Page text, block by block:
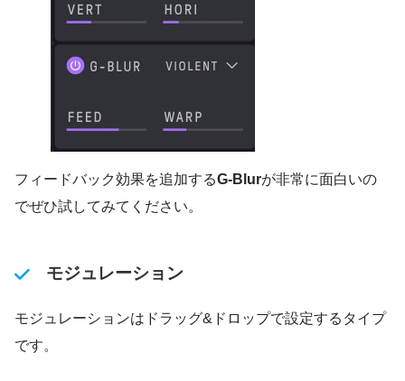
フィードバック効果を追加するG-Blurが非常に面白いの
でぜひ試してみてください。
モジュレーション
モジュレーションはドラッグ&ドロップで設定するタイプ
です。